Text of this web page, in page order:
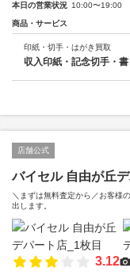
本日の営業状況 10:00〜19:00
商品・サービス
印紙・切手・はがき買取
収入印紙・記念切手・
店舗公式
バイセル 自由が丘
＼まずは無料査定から／お客様
出します。
3.12